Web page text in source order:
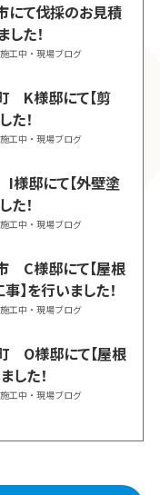
にて伐採のお見積
した！
施工中・現場ブログ
K様邸にて【剪
た！
施工中・現場ブログ
邸にて【外壁塗
た！
施工中・現場ブログ
C様邸にて【屋根
】を行いました！
施工中・現場ブログ
O様邸にて【屋根
した！
施工中・現場ブログ